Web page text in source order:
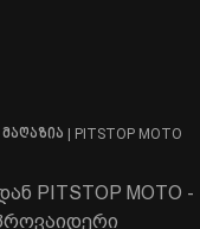
| PITSTOP MOTO
PITSTOP MOTO -